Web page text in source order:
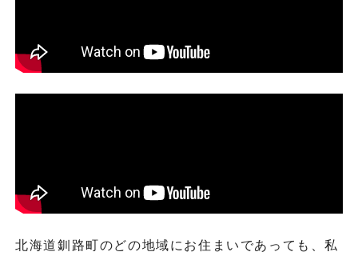
北海道釧路町のどの地域にお住まいであっても、私